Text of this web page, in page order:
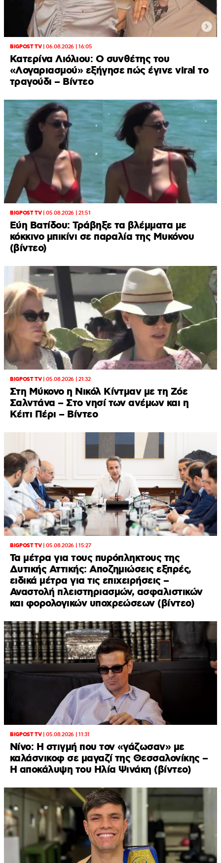
BIGPOST TV|06.08.2026 | 16:05
Κατερίνα Λιόλιου: Ο συνθέτης του
«Λογαριασμού» εξήγησε πώς έγινε viral το
τραγούδι – Βίντεο
BIGPOST TV|05.08.2026 | 21:51
Εύη Βατίδου: Τράβηξε τα βλέμματα με
κόκκινο μπικίνι σε παραλία της Μυκόνου
(βίντεο)
BIGPOST TV|05.08.2026 | 21:32
Στη Μύκονο η Νικόλ Κίντμαν με τη Ζόε
Σαλντάνα – Στο νησί των ανέμων και η
Κέιτι Πέρι – Βίντεο
BIGPOST TV|05.08.2026 | 15:27
Τα μέτρα για τους πυρόπληκτους της
Δυτικής Αττικής: Αποζημιώσεις εξπρές,
ειδικά μέτρα για τις επιχειρήσεις –
Αναστολή πλειστηριασμών, ασφαλιστικών
και φορολογικών υποχρεώσεων (βίντεο)
BIGPOST TV|05.08.2026 | 11:31
Νίνο: Η στιγμή που τον «γάζωσαν» με
καλάσνικοφ σε μαγαζί της Θεσσαλονίκης –
Η αποκάλυψη του Ηλία Ψινάκη (βίντεο)